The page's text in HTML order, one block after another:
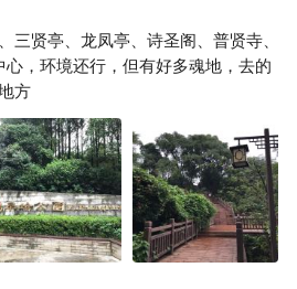
三贤亭、龙凤亭、诗圣阁、普贤寺、
心，环境还行，但有好多魂地，去的
方